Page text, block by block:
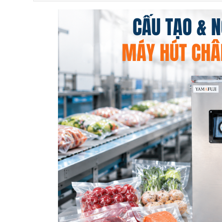
1.1. Hệ thống bơm chân không
1.2. Buồng hút chân không
1.3. Bộ phận điều khiển và khung vỏ bảo vệ
Bước 1: Rút sạch không khí tạo môi trường áp suất
Bước 2: Hàn nhiệt và ép nguội dán kín miệng túi